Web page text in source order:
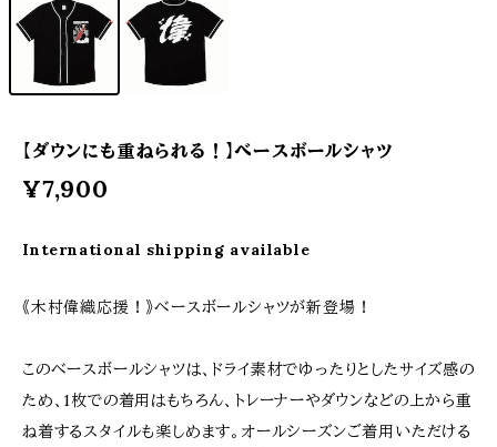
【ダウンにも重ねられる！】べースボールシャツ
¥7,900
International shipping available
《木村偉織応援！》べースボールシャツが新登場！
このべースボールシャツは、ドライ素材でゆったりとしたサイズ感の
ため、1枚での着用はもちろん、トレーナーやダウンなどの上から重
ね着するスタイルも楽しめます。オールシーズンご着用いただける